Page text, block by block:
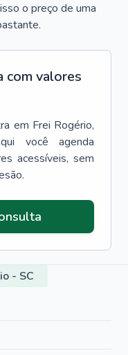
o preço de uma
com valores
em Frei Rogério,
você agenda
acessíveis, sem
- SC